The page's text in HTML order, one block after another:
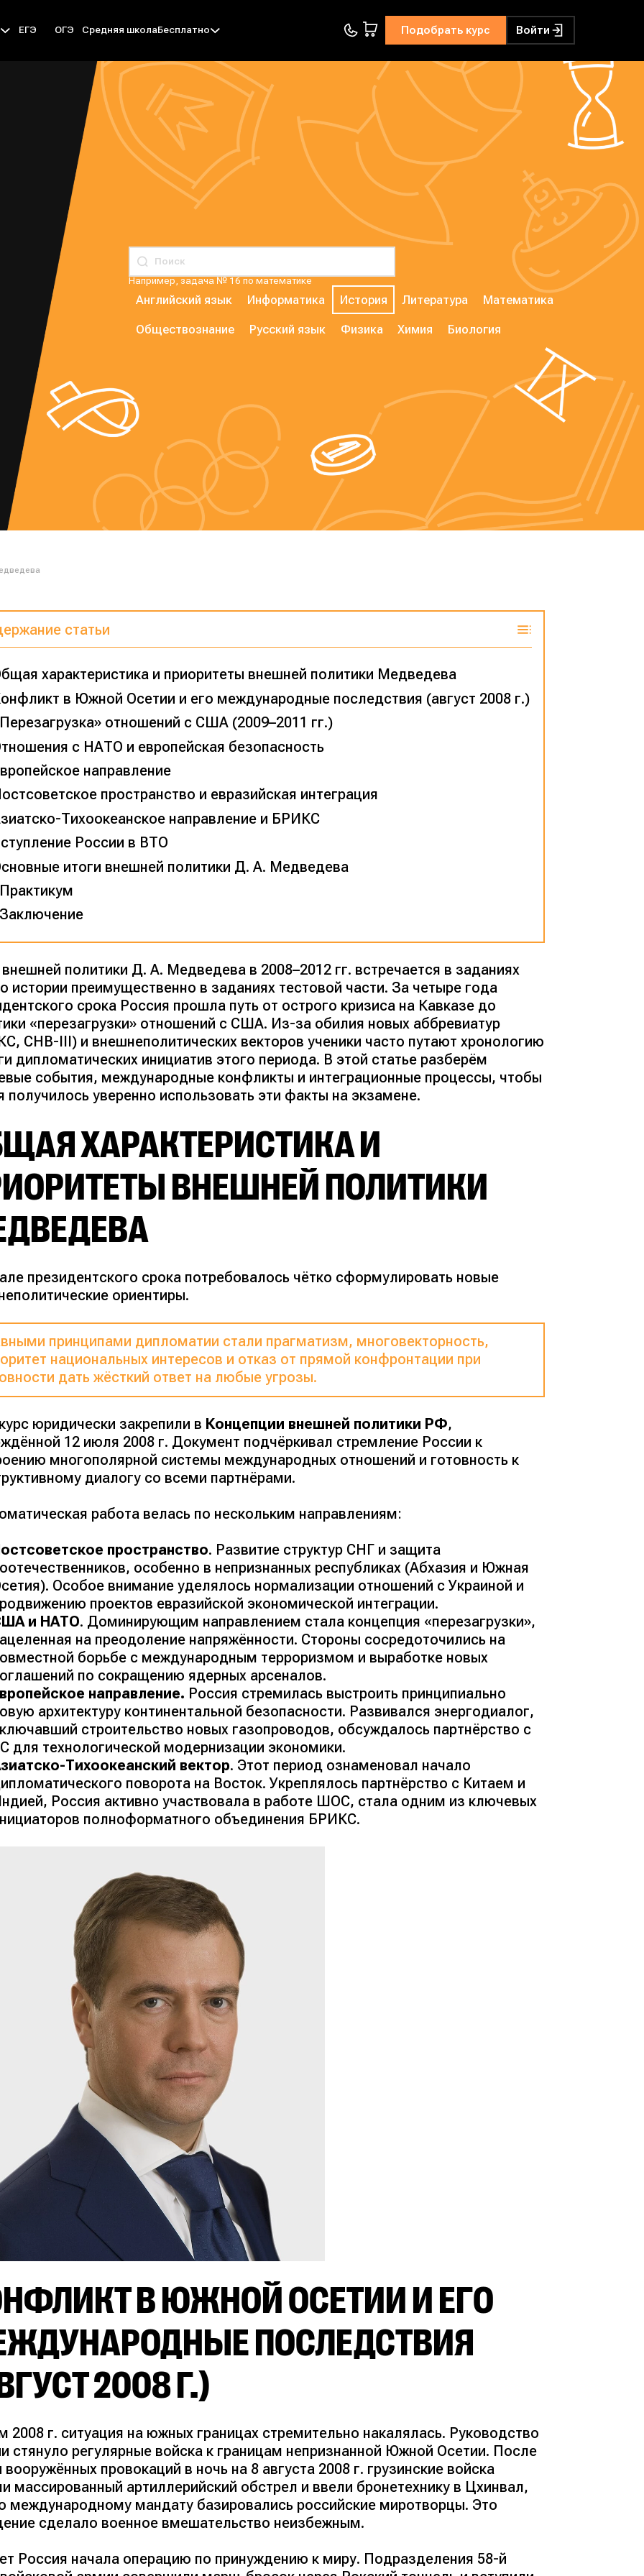
ЕГЭ ОГЭ Средняя школаБесплатно Подобрать курс Войти
Например, задача № 16 по математике
Английский язык Информатика История Литература Математика
Обществознание Русский язык Физика Химия Биология
статьи
характеристика и приоритеты внешней политики Медведева
в Южной Осетии и его международные последствия (август 2008 г.)
отношений с США (2009–2011 гг.)
с НАТО и европейская безопасность
направление
пространство и евразийская интеграция
Тихоокеанское направление и БРИКС
России в ВТО
итоги внешней политики Д. А. Медведева
Практикум
Заключение
политики Д. А. Медведева в 2008–2012 гг. встречается в заданиях
истории преимущественно в заданиях тестовой части. За четыре года
срока Россия прошла путь от острого кризиса на Кавказе до
«перезагрузки» отношений с США. Из-за обилия новых аббревиатур
СНВ-III) и внешнеполитических векторов ученики часто путают хронологию
дипломатических инициатив этого периода. В этой статье разберём
события, международные конфликты и интеграционные процессы, чтобы
получилось уверенно использовать эти факты на экзамене.
ХАРАКТЕРИСТИКА И
ВНЕШНЕЙ ПОЛИТИКИ
президентского срока потребовалось чётко сформулировать новые
ориентиры.
принципами дипломатии стали прагматизм, многовекторность,
национальных интересов и отказ от прямой конфронтации при
дать жёсткий ответ на любые угрозы.
юридически закрепили в Концепции внешней политики РФ,
12 июля 2008 г. Документ подчёркивал стремление России к
многополярной системы международных отношений и готовность к
диалогу со всеми партнёрами.
работа велась по нескольким направлениям:
пространство. Развитие структур СНГ и защита
особенно в непризнанных республиках (Абхазия и Южная
Особое внимание уделялось нормализации отношений с Украиной и
проектов евразийской экономической интеграции.
и НАТО. Доминирующим направлением стала концепция «перезагрузки»,
на преодоление напряжённости. Стороны сосредоточились на
борьбе с международным терроризмом и выработке новых
по сокращению ядерных арсеналов.
направление. Россия стремилась выстроить принципиально
архитектуру континентальной безопасности. Развивался энергодиалог,
строительство новых газопроводов, обсуждалось партнёрство с
для технологической модернизации экономики.
Тихоокеанский вектор. Этот период ознаменовал начало
поворота на Восток. Укреплялось партнёрство с Китаем и
Россия активно участвовала в работе ШОС, стала одним из ключевых
полноформатного объединения БРИКС.
В ЮЖНОЙ ОСЕТИИ И ЕГО
ПОСЛЕДСТВИЯ
2008 Г.)
2008 г. ситуация на южных границах стремительно накалялась. Руководство
стянуло регулярные войска к границам непризнанной Южной Осетии. После
вооружённых провокаций в ночь на 8 августа 2008 г. грузинские войска
массированный артиллерийский обстрел и ввели бронетехнику в Цхинвал,
международному мандату базировались российские миротворцы. Это
сделало военное вмешательство неизбежным.
Россия начала операцию по принуждению к миру. Подразделения 58-й